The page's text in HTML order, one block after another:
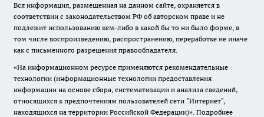
Вся информация, размещенная на данном сайте, охраняется в
соответствии с законодательством РФ об авторском праве и не
подлежит использованию кем-либо в какой бы то ни было форме, в
том числе воспроизведению, распространению, переработке не иначе
как с письменного разрешения правообладателя.
«На информационном ресурсе применяются рекомендательные
технологии (информационные технологии предоставления
информации на основе сбора, систематизации и анализа сведений,
относящихся к предпочтениям пользователей сети "Интернет",
находящихся на территории Российской Федерации)». Подробнее